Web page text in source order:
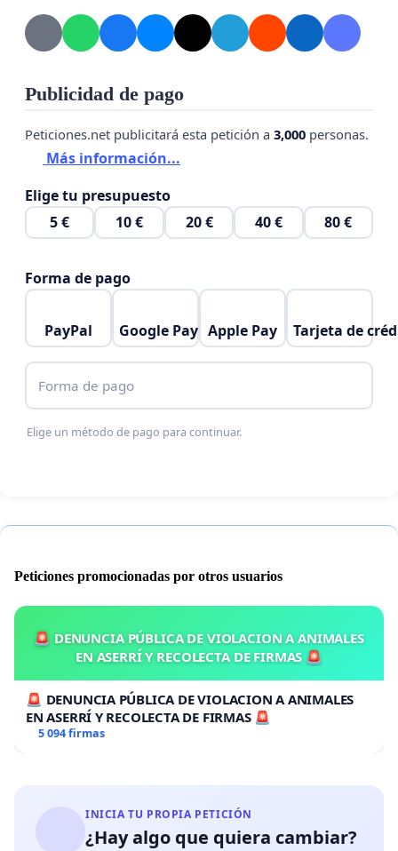
Publicidad de pago
Peticiones.net publicitará esta petición a 3,000 personas.
Más información...
Elige tu presupuesto
5 €
10 € 20 € 40 € 80 €
Forma de pago
PayPal Google Pay Apple Pay Tarjeta de
Forma de pago
Elige un método de pago para continuar.
Peticiones promocionadas por otros usuarios
🚨 DENUNCIA PÚBLICA DE VIOLACION A ANIMALES
EN ASERRÍ Y RECOLECTA DE FIRMAS 🚨
🚨 DENUNCIA PÚBLICA DE VIOLACION A ANIMALES
EN ASERRÍ Y RECOLECTA DE FIRMAS 🚨
5 094 firmas
INICIA TU PROPIA PETICIÓN
¿Hay algo que quiera cambiar?